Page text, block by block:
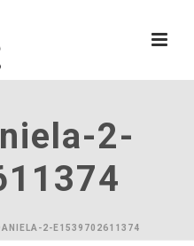
2-
2-E1539702611374